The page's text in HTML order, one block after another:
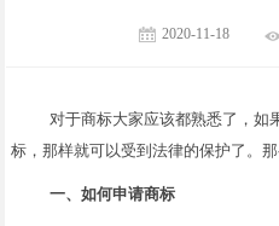
2020-11-18
对于商标大家应该都熟悉了，如
标，那样就可以受到法律的保护了。
一、如何申请商标